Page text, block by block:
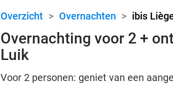
Overzicht > Overnachten > ibis
Overnachting voor 2 +
Luik
Voor 2 personen: geniet van een